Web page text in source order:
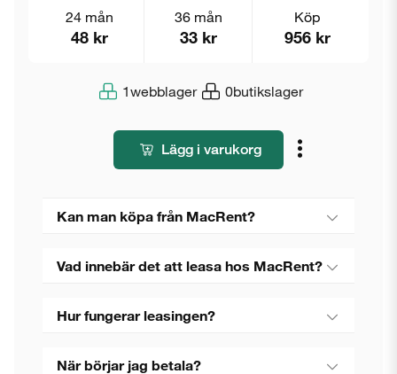
1webblager 0butikslager
24 mån
48 kr
36 mån
33 kr
Köp
956 kr
Lägg i varukorg
Kan man köpa från MacRent?
Vad innebär det att leasa hos MacRent?
Hur fungerar leasingen?
När börjar jag betala?